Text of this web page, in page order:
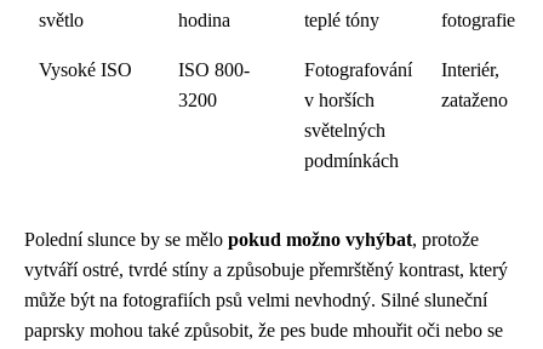
světlo
hodina
teplé tóny
fotografie
Vysoké ISO
ISO 800-
3200
Fotografování
v horších
světelných
podmínkách
Interiér,
zataženo
Polední slunce by se mělo pokud možno vyhýbat, protože
vytváří ostré, tvrdé stíny a způsobuje přemrštěný kontrast, který
může být na fotografiích psů velmi nevhodný. Silné sluneční
paprsky mohou také způsobit, že pes bude mhouřit oči nebo se